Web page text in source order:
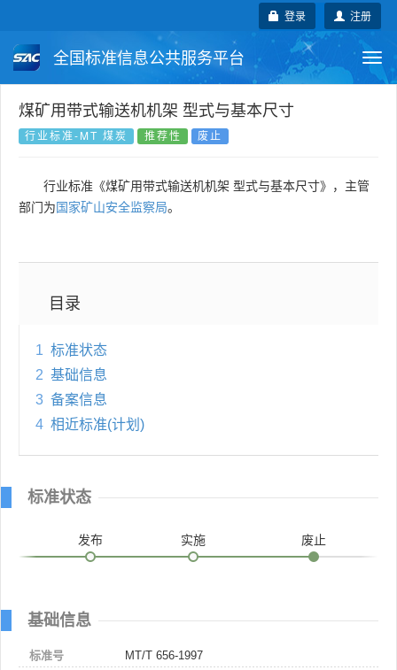
注册
登录
全国标准信息公共服务平台
国家标准 行业标准
国外标准 技术委员会
煤矿用带式输送机机架 型式与基本尺寸
行业标准-MT 煤炭 推荐性 废止
行业标准《煤矿用带式输送机机架 型式与基本尺寸》，主管
部门为国家矿山安全监察局。
目录
1 标准状态
2 基础信息
3 备案信息
4 相近标准(计划)
标准状态
发布 实施 废止
基础信息
标准号
MT/T 656-1997